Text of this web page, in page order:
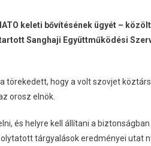
keleti bővítésének ügyét –
Sanghaji Együttműködési
törekedett, hogy a volt szovjet
orosz elnök.
és helyre kell állítani a
tárgyalások eredményei utat